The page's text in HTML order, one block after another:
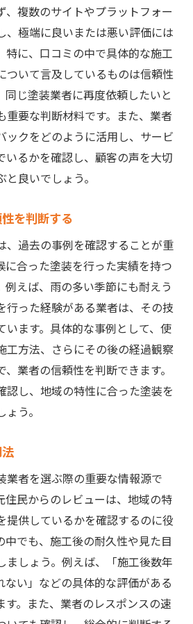
、複数のサイトやプラットフォー
、極端に良いまたは悪い評価には
特に、口コミの中で具体的な施工
ついて言及しているものは信頼性
同じ塗装業者に再度依頼したいと
重要な判断材料です。また、業者
ックをどのように活用し、サービ
いるかを確認し、顧客の声を大切
良いでしょう。
を判断する
、過去の事例を確認することが重
に合った塗装を行った実績を持つ
例えば、雨の多い季節にも耐えう
行った経験がある業者は、その技
います。具体的な事例として、使
工方法、さらにその後の経過観察
業者の信頼性を判断できます。
認し、地域の特性に合った塗装を
う。
業者を選ぶ際の重要な情報源で
住民からのレビューは、地域の特
提供しているかを確認するのに役
中でも、施工後の耐久性や見た目
ましょう。例えば、「施工後数年
ない」などの具体的な評価がある
す。また、業者のレスポンスの速